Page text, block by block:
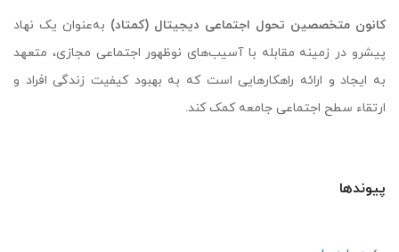
کانون متخصصین تحول اجتماعی دیجیتال (کمتاد) به‌عنوان یک نهاد
پیشرو در زمینه مقابله با آسیب‌های نوظهور اجتماعی مجازی، متعهد
به ایجاد و ارائه راهکارهایی است که به بهبود کیفیت زندگی افراد و
ارتقاء سطح اجتماعی جامعه کمک کند.
پیوندها